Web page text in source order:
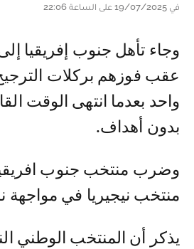
في 19/07/2025 على الساعة 22:06
وجاء تأهل جنوب إفريقيا إلى المربع الذهبي
عقب فوزهم بركلات
واحد بعدما انتهى الوقت
بدون أهداف.
وضرب منتخب جنوب
منتخب نيجيريا في مواجهة
يذكر أن المنتخب الوطني